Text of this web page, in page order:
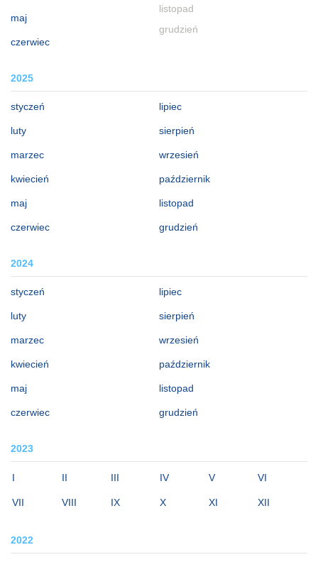
maj
czerwiec
listopad
grudzień
2025
styczeń
luty
marzec
kwiecień
maj
czerwiec
lipiec
sierpień
wrzesień
październik
listopad
grudzień
2024
styczeń
luty
marzec
kwiecień
maj
czerwiec
lipiec
sierpień
wrzesień
październik
listopad
grudzień
2023
I II III IV V VI
VII VIII IX X XI XII
2022